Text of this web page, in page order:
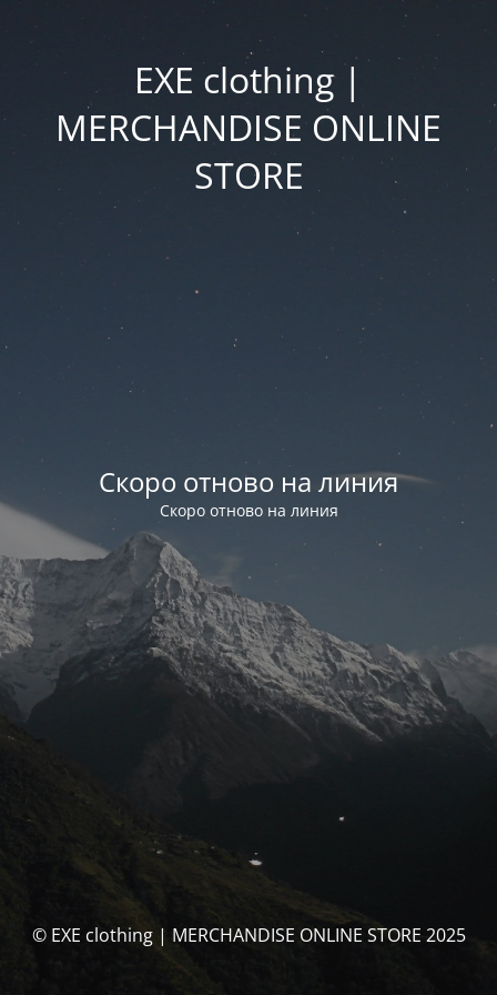
EXE clothing |
MERCHANDISE ONLINE
STORE
Скоро отново на линия
Скоро отново на линия
© EXE clothing | MERCHANDISE ONLINE STORE 2025